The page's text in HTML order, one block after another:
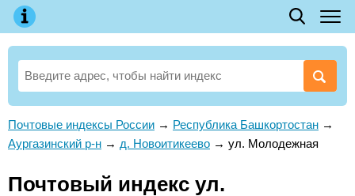
Почтовые индексы России → Республика Башкортостан →
Аургазинский р-н → д. Новоитикеево → ул. Молодежная
Почтовый индекс ул.